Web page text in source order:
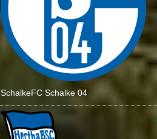
SchalkeFC Schalke 04
: